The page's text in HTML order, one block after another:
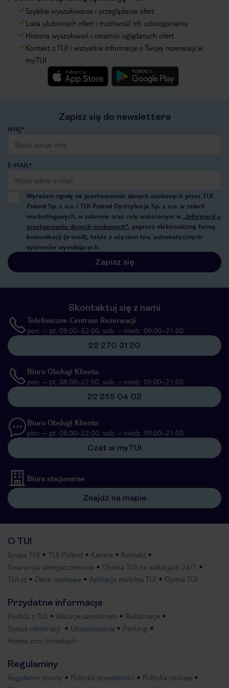
Szybkie wyszukiwanie i przeglądanie ofert
Lista ulubionych ofert i możliwość ich udostępniania
Historia wyszukiwań i ostatnio oglądanych ofert
Kontakt z TUI i wszystkie informacje o Twojej rezerwacji w
myTUI
Zapisz się do newslettera
IMIĘ*
E-MAIL*
Wyrażam zgodę na przetwarzanie danych osobowych przez TUI
Poland Sp. z o.o. i TUI Poland Dystrybucja Sp. z o.o. w celach
marketingowych, w zakresie oraz celu wskazanym w „Informacji o
przetwarzaniu danych osobowych”, poprzez elektroniczną formę
komunikacji (e-mail), także z użyciem tzw. automatycznych
systemów wywołujących.
Zapisz się
Skontaktuj się z nami
Telefoniczne Centrum Rezerwacji
pon. – pt. 08:00–22:00, sob. – niedz. 09:00–21:00
22 270 31 20
Biuro Obsługi Klienta
pon. – pt. 08:00–22:00, sob. – niedz. 09:00–21:00
22 255 04 02
Biuro Obsługi Klienta
pon. – pt. 08:00–22:00, sob. – niedz. 09:00–21:00
Czat w myTUI
Biura stacjonarne
Znajdź na mapie
O TUI
Grupa TUI TUI Poland Kariera
Kontakt
Gwarancja ubezpieczeniowa
Opieka TUI na wakacjach 24/7
TUI.cz
Dane osobowe Aplikacja mobilna TUI Opinie TUI
Przydatne informacje
Podróż z TUI Wakacje samolotem
Reklamacje
Status reklamacji
Ubezpieczenia
Parkingi
Hotele przy lotniskach
Regulaminy
Regulamin strony Polityka prywatności
Polityka cookies